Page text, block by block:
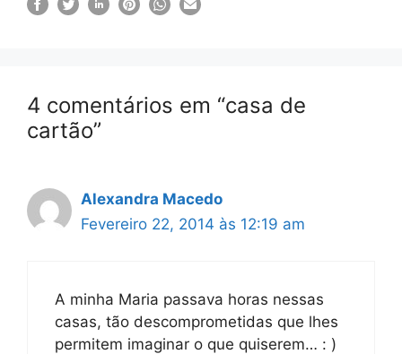
4 comentários em “casa de
cartão”
Alexandra Macedo
Fevereiro 22, 2014 às 12:19 am
A minha Maria passava horas nessas
casas, tão descomprometidas que lhes
permitem imaginar o que quiserem… : )